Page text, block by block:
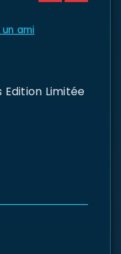
ami
Edition Limitée